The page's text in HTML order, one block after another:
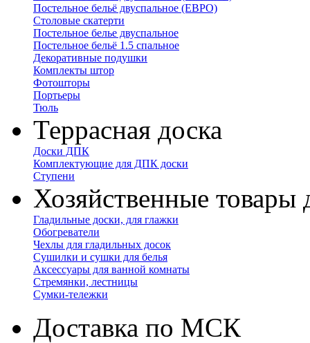
Постельное бельё двуспальное (ЕВРО)
Столовые скатерти
Постельное белье двуспальное
Постельное бельё 1.5 спальное
Декоративные подушки
Комплекты штор
Фотошторы
Портьеры
Тюль
Террасная доска
Доски ДПК
Комплектующие для ДПК доски
Ступени
Хозяйственные товары
Гладильные доски, для глажки
Обогреватели
Чехлы для гладильных досок
Сушилки и сушки для белья
Аксессуары для ванной комнаты
Стремянки, лестницы
Сумки-тележки
Доставка по МСК